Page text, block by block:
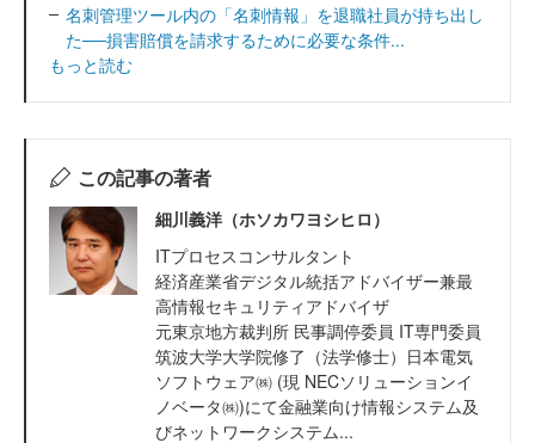
名刺管理ツール内の「名刺情報」を退職社員が持ち出し
た──損害賠償を請求するために必要な条件...
もっと読む
この記事の著者
細川義洋（ホソカワヨシヒロ）
ITプロセスコンサルタント
経済産業省デジタル統括アドバイザー兼最
高情報セキュリティアドバイザ
元東京地方裁判所 民事調停委員 IT専門委員
筑波大学大学院修了（法学修士）日本電気
ソフトウェア㈱ (現 NECソリューションイ
ノベータ㈱)にて金融業向け情報システム及
びネットワークシステム...